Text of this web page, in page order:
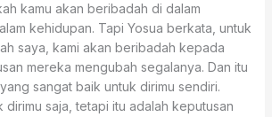
kamu akan beribadah di dalam
kehidupan. Tapi Yosua berkata, untuk
saya, kami akan beribadah kepada
mereka mengubah segalanya. Dan itu
sangat baik untuk dirimu sendiri.
dirimu saja, tetapi itu adalah keputusan